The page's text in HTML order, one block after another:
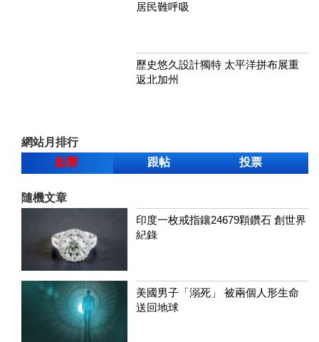
居民難呼吸
歷史悠久設計獨特 太平洋拼布展重
返北加州
網站月排行
點擊
跟帖 投票
隨機文章
印度一枚戒指鑲24679顆鑽石 創世界
紀錄
美國男子「溺死」 被兩個人形生命
送回地球